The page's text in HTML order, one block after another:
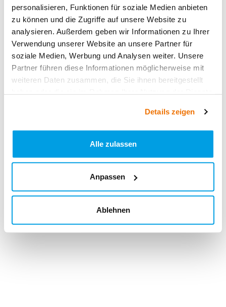
personalisieren, Funktionen für soziale Medien anbieten
zu können und die Zugriffe auf unsere Website zu
analysieren. Außerdem geben wir Informationen zu Ihrer
Verwendung unserer Website an unsere Partner für
soziale Medien, Werbung und Analysen weiter. Unsere
Partner führen diese Informationen möglicherweise mit
weiteren Daten zusammen, die Sie ihnen bereitgestellt
Details zeigen
Alle zulassen
Anpassen
Ablehnen